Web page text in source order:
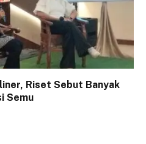
Riset Sebut Banyak
Semu